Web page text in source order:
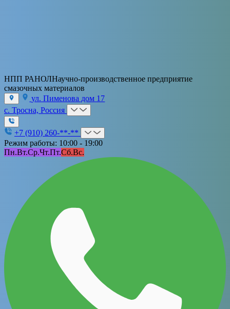
НПП РАНОЛНаучно-производственное предприятие
смазочных материалов
ул. Пименова дом 17
с. Тросна, Россия
+7 (910) 260-**-**
Режим работы: 10:00 - 19:00
Пн.Вт.Ср.Чт.Пт.Сб.Вс.